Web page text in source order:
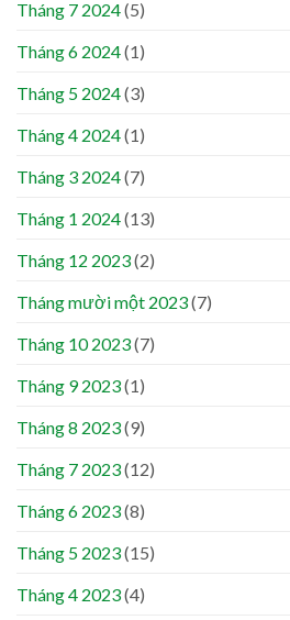
Tháng 7 2024(5)
Tháng 6 2024(1)
Tháng 5 2024(3)
Tháng 4 2024(1)
Tháng 3 2024(7)
Tháng 1 2024(13)
Tháng 12 2023(2)
Tháng mười một 2023(7)
Tháng 10 2023(7)
Tháng 9 2023(1)
Tháng 8 2023(9)
Tháng 7 2023(12)
Tháng 6 2023(8)
Tháng 5 2023(15)
Tháng 4 2023(4)